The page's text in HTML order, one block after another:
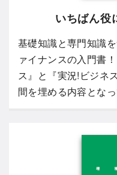
いちばん役
基礎知識と専門知識
ァイナンスの入門書
ス』と『実況!ビジネ
間を埋める内容となっ